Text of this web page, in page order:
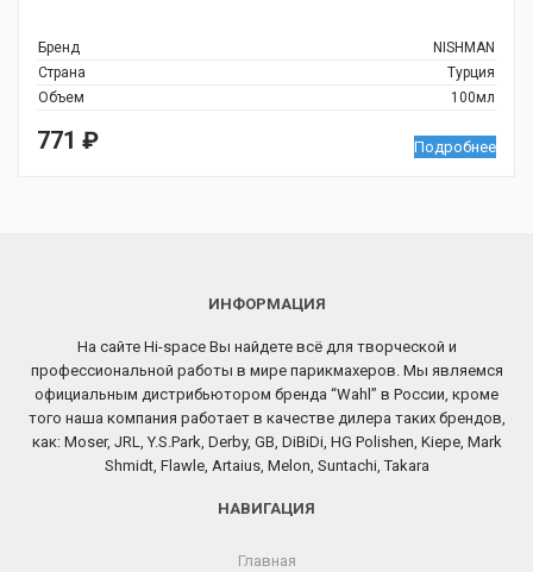
Бренд
NISHMAN
Страна
Турция
Объем
100мл
771 ₽ Подробнее
ИНФОРМАЦИЯ
На сайте Hi-space Вы найдете всё для творческой и
профессиональной работы в мире парикмахеров. Мы являемся
официальным дистрибьютором бренда “Wahl” в России, кроме
того наша компания работает в качестве дилера таких брендов,
как: Moser, JRL, Y.S.Park, Derby, GB, DiBiDi, HG Polishen, Kiepe, Mark
Shmidt, Flawle, Artaius, Melon, Suntachi, Takara
НАВИГАЦИЯ
Главная